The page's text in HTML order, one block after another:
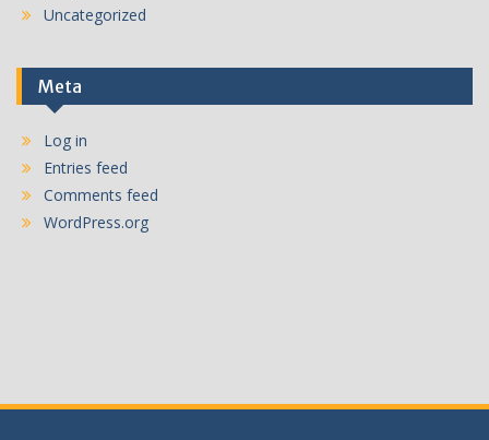
Uncategorized
Meta
Log in
Entries feed
Comments feed
WordPress.org